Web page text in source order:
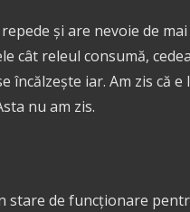
și are nevoie de
cât releul consumă,
încălzește iar. Am zis că e
nu am zis.
stare de funcționare